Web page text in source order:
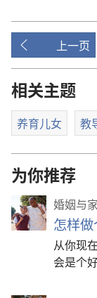
上一页
相关主题
养育儿女 教
为你推荐
婚姻与
怎样做
从你现
会是个